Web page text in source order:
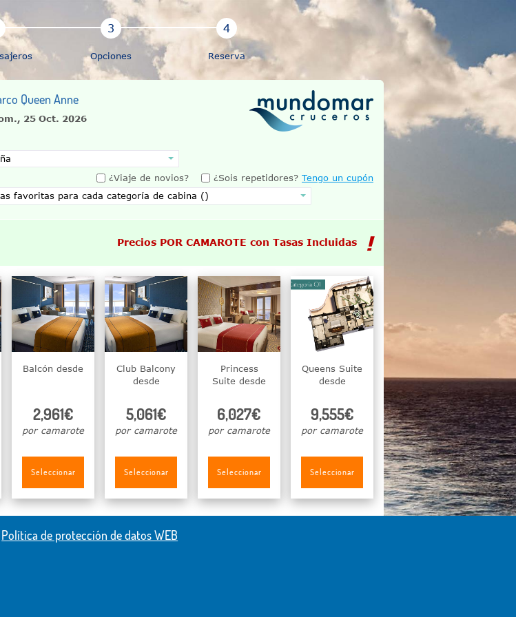
Opciones Reserva
Queen Anne
25 Oct. 2026
¿Viaje de novios?
¿Sois repetidores? Tengo un cupón
Precios POR CAMAROTE con Tasas Incluidas
Balcón desde
2,961€
por camarote
Seleccionar
Club Balcony
desde
5,061€
por camarote
Seleccionar
Princess
Suite desde
6,027€
por camarote
Seleccionar
Queens Suite
desde
9,555€
por camarote
Seleccionar
Política de protección de datos WEB